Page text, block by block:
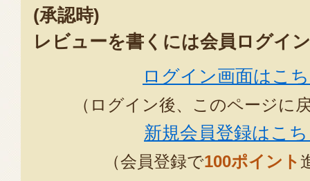
(承認時)
レビューを書くには会員ログイ
ログイン画面はこ
（ログイン後、このページに
新規会員登録はこ
（会員登録で100ポイント